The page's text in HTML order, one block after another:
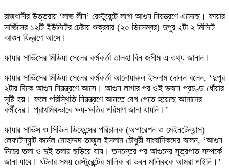
রাজধানীর উত্তরায় ‘লাভ লীন’ রেস্টুরেন্টে লাগা আগুন নিয়ন্ত্রণে এসেছে। ফায়ার
সার্ভিসের ১২টি ইউনিটের চেষ্টায় শুক্রবার (২০ ডিসেম্বর) দুপুর ২টা ২ মিনিটে
আগুন যিন্ত্রণে আসে।
ফায়ার সার্ভিসের মিডিয়া সেলের কর্মকর্তা তালহা বিন জসীম এ তথ্য জানান।
ফায়ার সার্ভিসের মিডিয়া সেলের কর্মকর্তা আনোয়ারুল ইসলাম দোলন বলেন, ‘দুপুর
২টার দিকে আগুন নিয়ন্ত্রণে আসে। আগুন লাগার পর ওই ভবনে প্রচণ্ড ধোঁয়ার
সৃষ্টি হয়। ফলে পরিস্থিতি নিয়ন্ত্রণে আনতে বেগ পেতে হয়েছে আমাদের
কর্মীদের। প্রাথমিকভাবে ক্ষয়-ক্ষতির পরিমাণ জানা যায়নি।’
ফায়ার সার্ভিস ও সিভিল ডিফেন্সের পরিচালক (অপারেশন ও মেইনটেন্যান্স)
লেফটেন্যান্ট কর্নেল মোহাম্মদ তাজুল ইসলাম চৌধুরী সাংবাদিকদের বলেন, ‘আগুন
নিচের তলা ও দুই তলায় ছড়িয়ে যায। তদন্তের পর আগুনের সূত্রপাত সম্পর্কে
জানা যাবে। ঘটনার সময় রেস্টুরেন্টের মালিক বা ভবন মালিককে আমরা পাইনি।’